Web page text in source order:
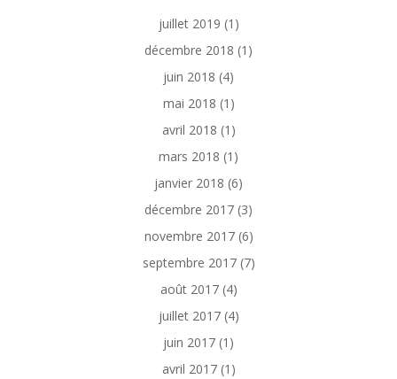
juillet 2019 (1)
décembre 2018 (1)
juin 2018 (4)
mai 2018 (1)
avril 2018 (1)
mars 2018 (1)
janvier 2018 (6)
décembre 2017 (3)
novembre 2017(6)
septembre 2017(7)
août 2017(4)
juillet 2017(4)
juin 2017 (1)
avril 2017(1)